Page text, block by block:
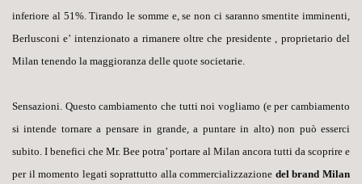
inferiore al 51%.Tirando le somme e, se non ci saranno smentite imminenti,
Berlusconi e’ intenzionato a rimanere oltre che presidente , proprietario del
Milan tenendo la maggioranza delle quote societarie.
Sensazioni. Questocambiamentoche tutti noi vogliamo (e per cambiamento
si intende tornare a pensare in grande, a puntare in alto) non può esserci
subito. I benefici che Mr. Bee potra’ portare al Milan ancora tutti da scoprire e
per il momento legati soprattutto alla commercializzazione del brand Milan